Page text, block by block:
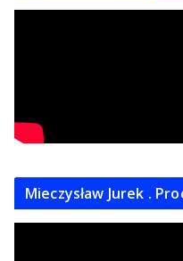
Mieczysław Jurek .